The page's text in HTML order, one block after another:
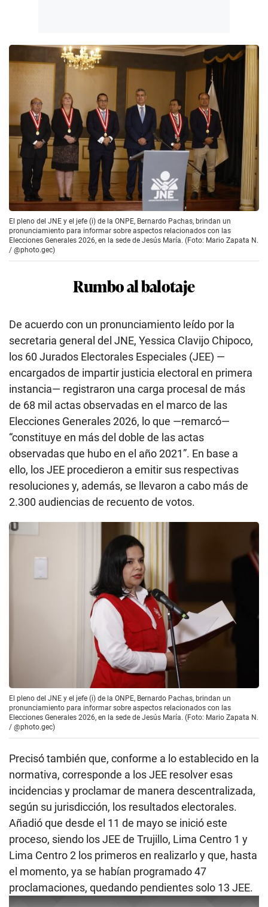
El pleno del JNE y el jefe (i) de la ONPE, Bernardo Pachas, brindan un
pronunciamiento para informar sobre aspectos relacionados con las
Elecciones Generales 2026, en la sede de Jesús María. (Foto: Mario Zapata N.
/ @photo.gec)
Rumbo al balotaje
De acuerdo con un pronunciamiento leído por la
secretaria general del JNE, Yessica Clavijo Chipoco,
los 60 Jurados Electorales Especiales (JEE) —
encargados de impartir justicia electoral en primera
instancia— registraron una carga procesal de más
de 68 mil actas observadas en el marco de las
Elecciones Generales 2026, lo que —remarcó—
“constituye en más del doble de las actas
observadas que hubo en el año 2021”. En base a
ello, los JEE procedieron a emitir sus respectivas
resoluciones y, además, se llevaron a cabo más de
2.300 audiencias de recuento de votos.
El pleno del JNE y el jefe (i) de la ONPE, Bernardo Pachas, brindan un
pronunciamiento para informar sobre aspectos relacionados con las
Elecciones Generales 2026, en la sede de Jesús María. (Foto: Mario Zapata N.
/ @photo.gec)
Precisó también que, conforme a lo establecido en la
normativa, corresponde a los JEE resolver esas
incidencias y proclamar de manera descentralizada,
según su jurisdicción, los resultados electorales.
Añadió que desde el 11 de mayo se inició este
proceso, siendo los JEE de Trujillo, Lima Centro 1 y
Lima Centro 2 los primeros en realizarlo y que, hasta
el momento, ya se habían programado 47
proclamaciones, quedando pendientes solo 13 JEE.